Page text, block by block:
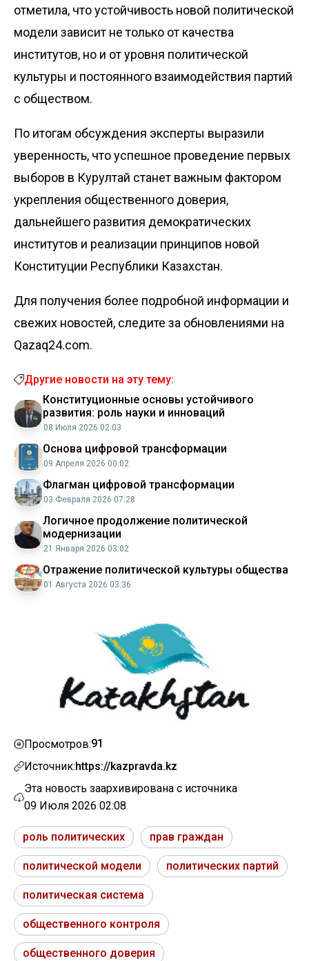
отметила, что устойчивость новой политичес­кой
модели зависит не только от качест­ва
институтов, но и от уровня политической
культуры и постоянного взаимодействия партий
с обществом.
По итогам обсуждения эксперты выразили
уверенность, что успешное проведение первых
выборов в Курултай станет важным фактором
укрепления общественного доверия,
дальнейшего развития демократических
институтов и реализации принципов новой
Конституции Республики Казахстан.
Для получения более подробной информации и
свежих новостей, следите за обновлениями на
Qazaq24.com.
Другие новости на эту тему:
Конституционные основы устойчивого
развития: роль науки и инноваций
08 Июля 2026 02:03
Основа цифровой трансформации
09 Апреля 2026 00:02
Флагман цифровой трансформации
03 Февраля 2026 07:28
Логичное продолжение политической
модернизации
21 Января 2026 03:02
Отражение политической культуры общества
01 Августа 2026 03:36
Просмотров:91
Источник:https://kazpravda.kz
Эта новость заархивирована с источника
09 Июля 2026 02:08
роль политических прав граждан
политической модели политических партий
политическая система
общественного контроля
общественного доверия